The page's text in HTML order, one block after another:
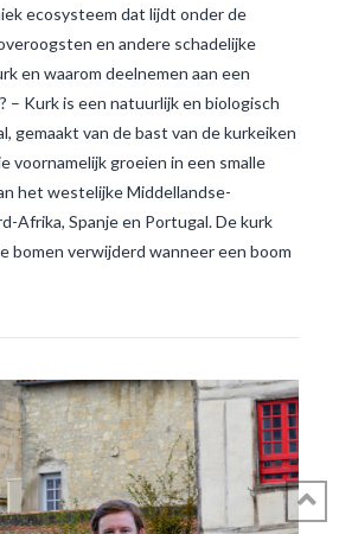
ecosysteem dat lijdt onder de
en andere schadelijke
en waarom deelnemen aan een
– Kurk is een natuurlijk en biologisch
gemaakt van de bast van de kurkeiken
voornamelijk groeien in een smalle
het westelijke Middellandse-
Afrika, Spanje en Portugal. De kurk
bomen verwijderd wanneer een boom